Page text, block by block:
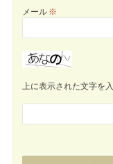
メール ※
上に表示された文字を